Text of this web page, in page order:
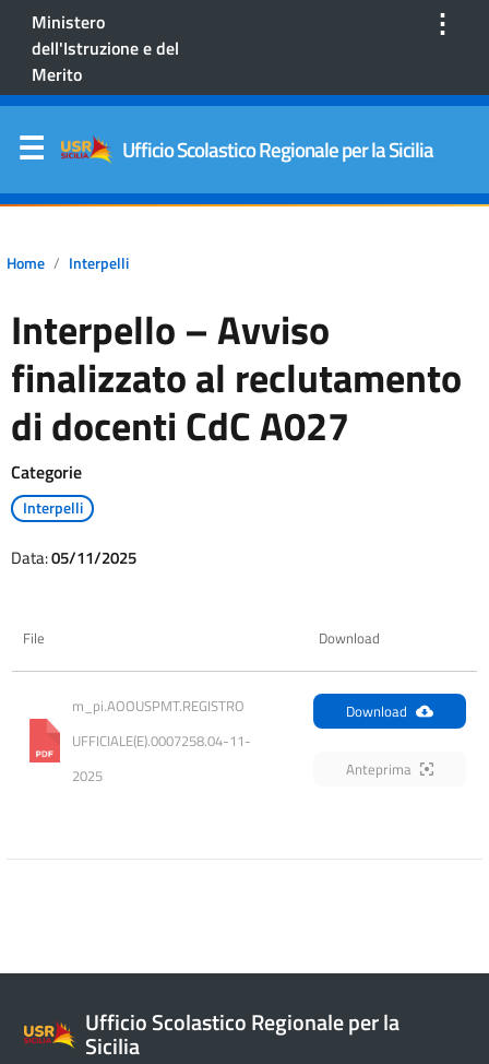
Ministero
dell'Istruzione e del
Merito
⋮
Ufficio Scolastico Regionale per la Sicilia
Home Interpelli
Interpello – Avviso
finalizzato al reclutamento
di docenti CdC A027
Categorie
Interpelli
Data:05/11/2025
File Download
m_pi.AOOUSPMT.REGISTRO
UFFICIALE(E).0007258.04-11-
2025
Download
Anteprima
Ufficio Scolastico Regionale per la
Sicilia